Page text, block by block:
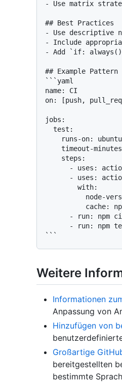
- Use matrix
## Best Practices
- Use descriptive
- Include
- Add `if:
## Example Pattern
```yaml
name: CI
on: [push,
jobs:
Weitere
Informationen
Anpassung von
Hinzufügen von
Großartige
bereitgestellten
bestimmte